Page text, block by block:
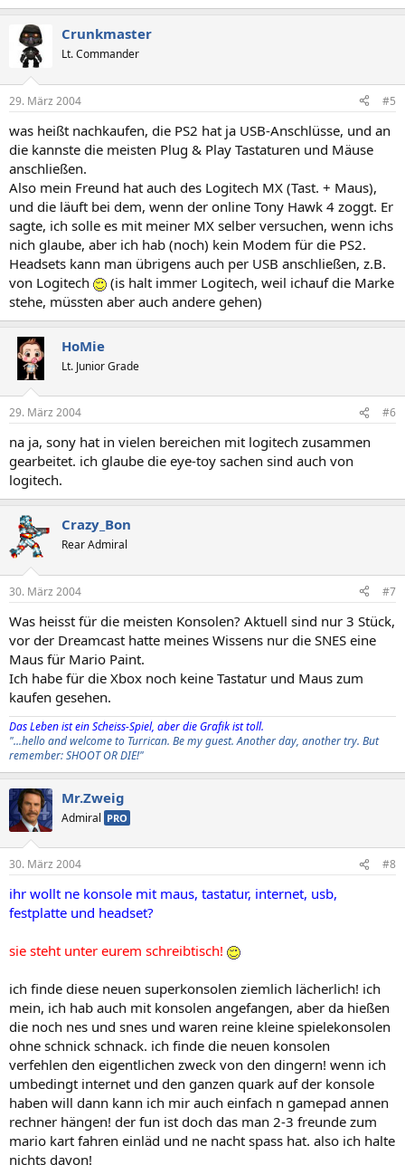
Crunkmaster
Lt. Commander
29. März 2004 #5
was heißt nachkaufen, die PS2 hat ja USB-Anschlüsse, und an
die kannste die meisten Plug & Play Tastaturen und Mäuse
anschließen.
Also mein Freund hat auch des Logitech MX (Tast. + Maus),
und die läuft bei dem, wenn der online Tony Hawk 4 zoggt. Er
sagte, ich solle es mit meiner MX selber versuchen, wenn ichs
nich glaube, aber ich hab (noch) kein Modem für die PS2.
Headsets kann man übrigens auch per USB anschließen, z.B.
von Logitech
(is halt immer Logitech, weil ichauf die Marke
stehe, müssten aber auch andere gehen)
HoMie
Lt. Junior Grade
29. März 2004 #6
na ja, sony hat in vielen bereichen mit logitech zusammen
gearbeitet. ich glaube die eye-toy sachen sind auch von
logitech.
Crazy_Bon
Rear Admiral
30. März 2004 #7
Was heisst für die meisten Konsolen? Aktuell sind nur 3 Stück,
vor der Dreamcast hatte meines Wissens nur die SNES eine
Maus für Mario Paint.
Ich habe für die Xbox noch keine Tastatur und Maus zum
kaufen gesehen.
Das Leben ist ein Scheiss-Spiel, aber die Grafik ist toll.
"...hello and welcome to Turrican. Be my guest. Another day, another try. But
remember: SHOOT OR DIE!"
Mr.Zweig
Admiral PRO
30. März 2004 #8
ihr wollt ne konsole mit maus, tastatur, internet, usb,
festplatte und headset?
sie steht unter eurem schreibtisch!
ich finde diese neuen superkonsolen ziemlich lächerlich! ich
mein, ich hab auch mit konsolen angefangen, aber da hießen
die noch nes und snes und waren reine kleine spielekonsolen
ohne schnick schnack. ich finde die neuen konsolen
verfehlen den eigentlichen zweck von den dingern! wenn ich
umbedingt internet und den ganzen quark auf der konsole
haben will dann kann ich mir auch einfach n gamepad annen
rechner hängen! der fun ist doch das man 2-3 freunde zum
mario kart fahren einläd und ne nacht spass hat. also ich halte
nichts davon!